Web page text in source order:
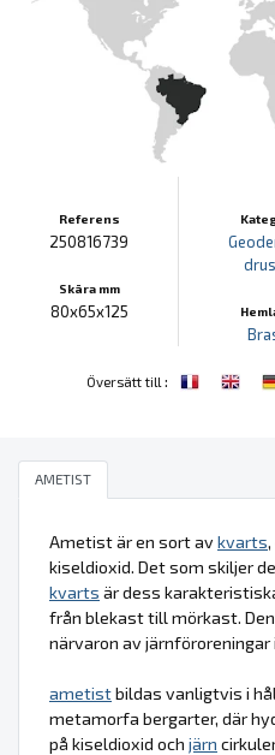
Referens
250816739
Skära mm
80x65x125
Översätt till :
AMETIST
Ametist är en sort avkvarts
kiseldioxid. Det som skiljer
kvarts är dess
från blekast till mörkast.
närvaron av
ametistbildas vanligtvis i
metamorfa bergarter, där
på kiseldioxid och järn